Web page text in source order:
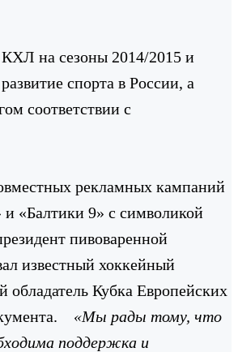
КХЛ на сезоны 2014/2015 и
спорта в России, а
соответствии с
рекламных кампаний
«Балтики 9» с символикой
пивоваренной
известный хоккейный
Кубка Европейских
«Мы рады тому, что
поддержка и